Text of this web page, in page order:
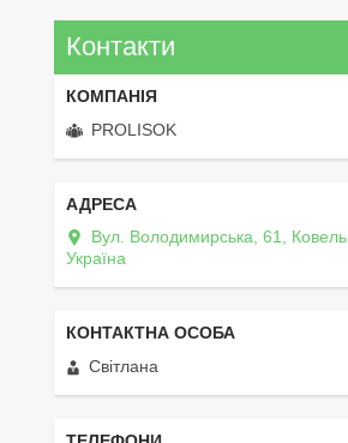
Контакти
PROLISOK
Вул. Володимирська, 61, Ковель,
Україна
Світлана